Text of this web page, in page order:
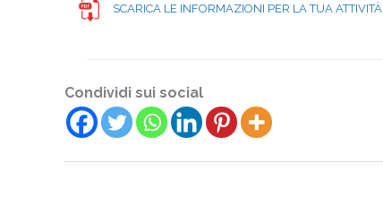
SCARICA LE INFORMAZIONI PER LA TUA ATTIVITÀ
Condividi sui social